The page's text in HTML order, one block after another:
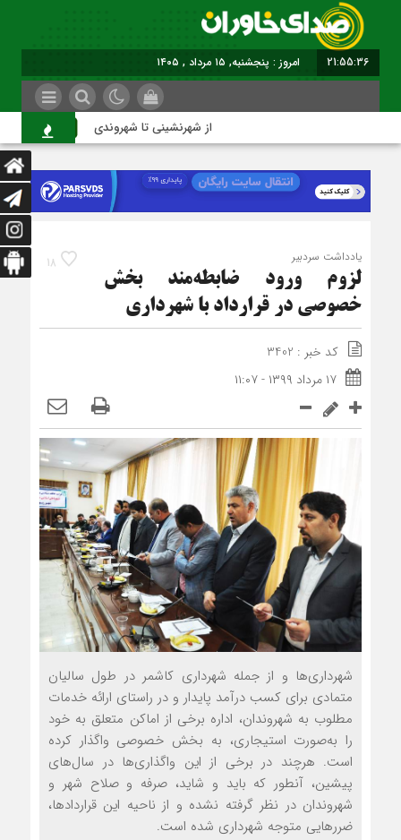
21:55:37 امروز : پنجشنبه, ۱۵ مرداد , ۱۴۰۵
از شهرنشینی تا شهروندی
18 یادداشت سردبیر
لزوم ورود ضابطه‌مند بخش
خصوصی در قرارداد با شهرداری
کد خبر : 3402
۱۷ مرداد ۱۳۹۹ - ۱۱:۰۷
شهرداری‌ها و از جمله شهرداری کاشمر در طول سالیان
متمادی برای کسب درآمد پایدار و در راستای ارائه خدمات
مطلوب به شهروندان، اداره برخی از اماکن متعلق به خود
را به‌صورت استیجاری، به بخش خصوصی واگذار کرده
است. هرچند در برخی از این واگذاری‌ها در سال‌‌های
پیشین، آن‏طور که باید و شاید، صرفه و صلاح شهر و
شهروندان در نظر گرفته نشده و از ناحیه این قراردادها،
ضررهایی متوجه شهرداری شده است.